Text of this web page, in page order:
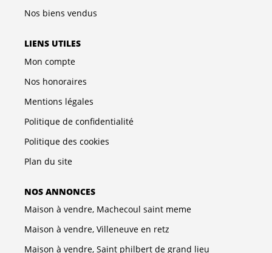
Nos biens vendus
LIENS UTILES
Mon compte
Nos honoraires
Mentions légales
Politique de confidentialité
Politique des cookies
Plan du site
NOS ANNONCES
Maison à vendre, Machecoul saint meme
Maison à vendre, Villeneuve en retz
Maison à vendre, Saint philbert de grand lieu